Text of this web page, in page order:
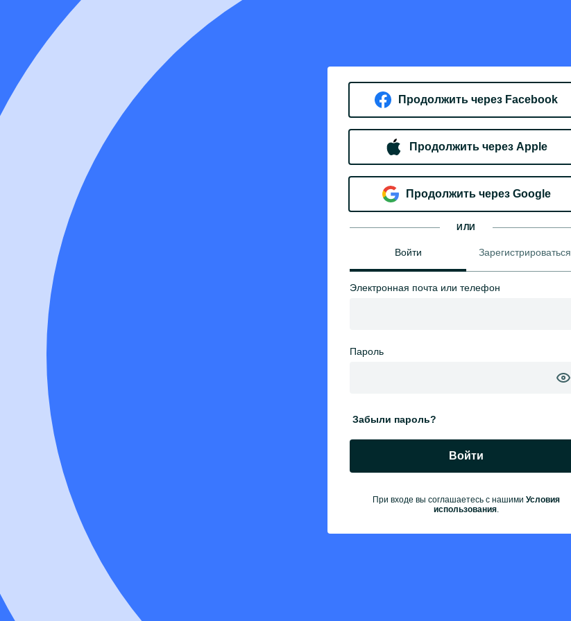
Продолжить через Facebook
Продолжить через Apple
Продолжить через Google
ИЛИ
Войти Зарегистрироваться
Электронная почта или телефон
Пароль
Забыли пароль?
Войти
При входе вы соглашаетесь с нашими Условия
использования.